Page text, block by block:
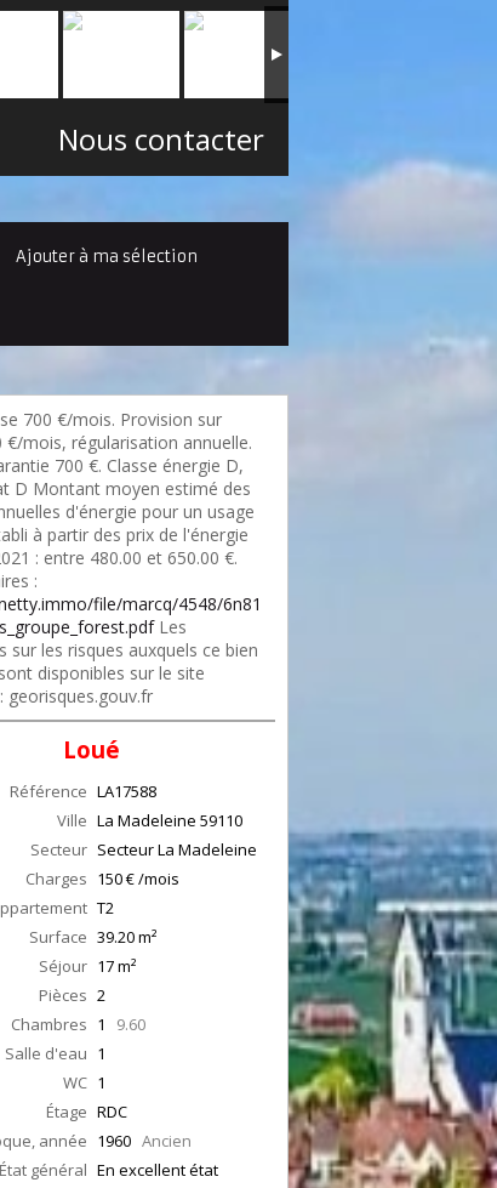
Nous contacter
Ajouter à ma sélection
700 €/mois. Provision sur
€/mois, régularisation annuelle.
700 €. Classe énergie D,
D Montant moyen estimé des
d'énergie pour un usage
à partir des prix de l'énergie
: entre 480.00 et 650.00 €.
:
file/marcq/4548/6n81
Les
sur les risques auxquels ce bien
disponibles sur le site
georisques.gouv.fr
Loué
Référence LA17588
Ville La Madeleine 59110
Secteur Secteur La Madeleine
Charges 150 € /mois
T2
Surface 39.20m²
Séjour 17m²
Pièces 2
Chambres 1 9.60
Salle d'eau 1
WC 1
Étage RDC
année 1960 Ancien
État général En excellent état